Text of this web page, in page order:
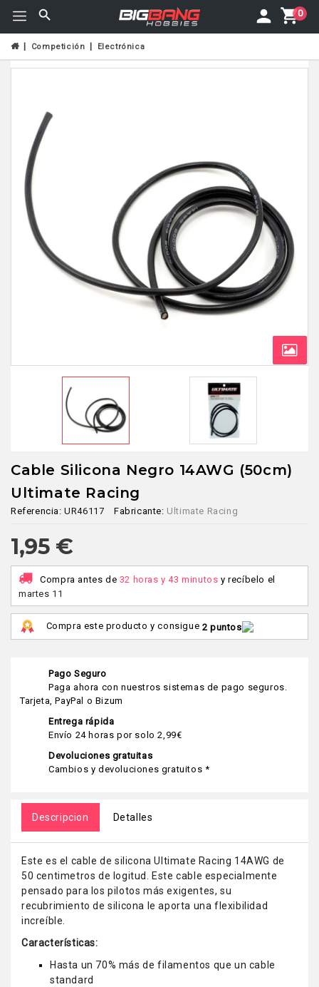
0
Competición Electrónica
Cable Silicona Negro 14AWG (50cm)
Ultimate Racing
Referencia: UR46117 Fabricante: Ultimate Racing
1,95 €
Compra antes de 32 horas y 43 minutos y recíbelo el
martes 11
Compra este producto y consigue 2 puntos
Pago Seguro
Paga ahora con nuestros sistemas de pago seguros.
Tarjeta, PayPal o Bizum
Entrega rápida
Envío 24 horas por solo 2,99€
Devoluciones gratuitas
Cambios y devoluciones gratuitos *
Descripcion Detalles
Este es el cable de silicona Ultimate Racing 14AWG de
50 centimetros de logitud. Este cable especialmente
pensado para los pilotos más exigentes, su
recubrimiento de silicona le aporta una flexibilidad
increíble.
Características:
Hasta un 70% más de filamentos que un cable
standard